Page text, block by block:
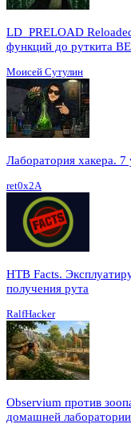
LD_PRELOAD
функций до руткита
Моисей Сутулин
Лаборатория хакера. 7
ret0x2A
HTB Facts.
получения рута
RalfHacker
Observium против
домашней лаборатории